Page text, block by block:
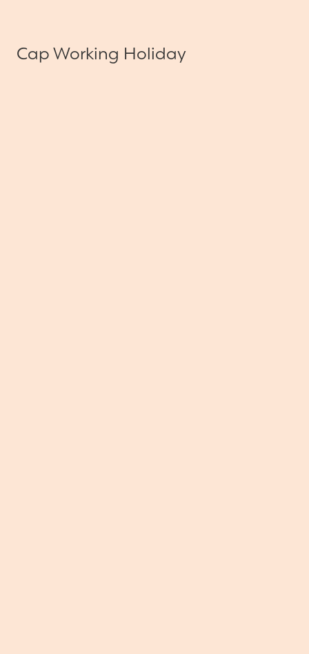
Cap Working Holiday